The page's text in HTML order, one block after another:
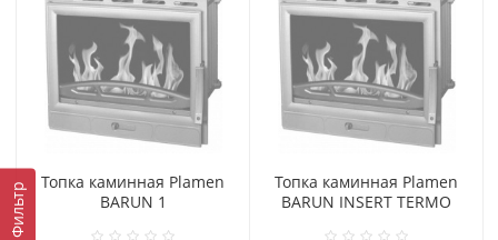
Фильтр
Топка каминная Plamen
BARUN 1
Топка каминная Plamen
BARUN INSERT TERMO